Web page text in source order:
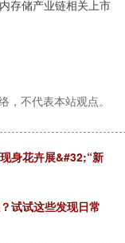
存储产业链相关上市
，不代表本站观点。
身花卉展&#32;“新
试试这些发现日常